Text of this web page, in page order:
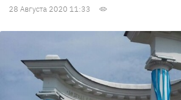
28 Августа 2020 11:33